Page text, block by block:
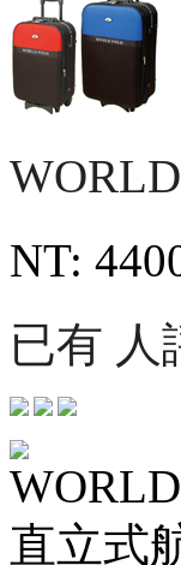
NT:
已有 人